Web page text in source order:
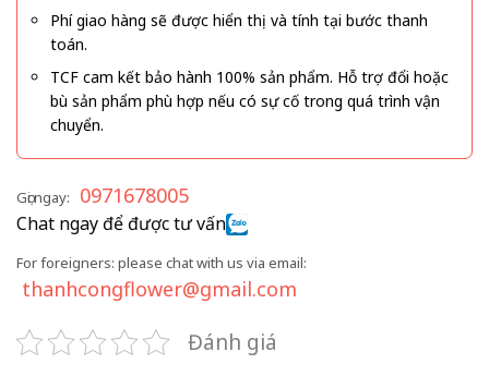
Phí giao hàng sẽ được hiển thị và tính tại bước thanh
toán.
TCF cam kết bảo hành 100% sản phẩm. Hỗ trợ đổi hoặc
bù sản phẩm phù hợp nếu có sự cố trong quá trình vận
chuyển.
Gọi ngay: 0971678005
Chat ngay để được tư vấn
For foreigners: please chat with us via email:
thanhcongflower@gmail.com
Đánh giá